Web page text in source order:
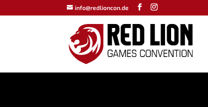
info@redlioncon.de